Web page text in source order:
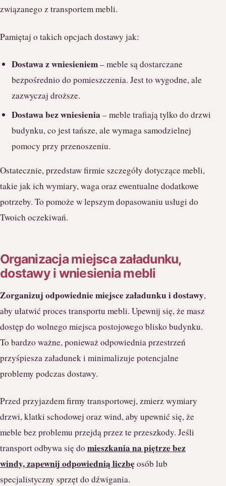
związanego z transportem mebli.
Pamiętaj o takich opcjach dostawy jak:
Dostawa z wniesieniem– meble są dostarczane
bezpośrednio do pomieszczenia. Jest to wygodne, ale
zazwyczaj droższe.
Dostawa bez wniesienia – meble trafiają tylko do drzwi
budynku, co jest tańsze, ale wymaga samodzielnej
pomocy przy przenoszeniu.
Ostatecznie, przedstaw firmie szczegóły dotyczące mebli,
takie jak ich wymiary, waga oraz ewentualne dodatkowe
potrzeby. To pomoże w lepszym dopasowaniu usługi do
Twoich oczekiwań.
Organizacja miejsca załadunku,
dostawy i wniesienia mebli
Zorganizuj odpowiednie miejsce załadunku i dostawy,
aby ułatwić proces transportu mebli. Upewnij się, że masz
dostęp do wolnego miejsca postojowego blisko budynku.
To bardzo ważne, ponieważ odpowiednia przestrzeń
przyśpiesza załadunek i minimalizuje potencjalne
problemy podczas dostawy.
Przed przyjazdem firmy transportowej, zmierz wymiary
drzwi, klatki schodowej oraz wind, aby upewnić się, że
meble bez problemu przejdą przez te przeszkody. Jeśli
transport odbywa się do mieszkania na piętrze bez
windy, zapewnij odpowiednią liczbęosób lub
specjalistyczny sprzęt do dźwigania.